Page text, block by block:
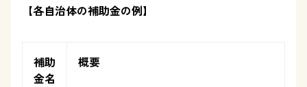
【各自治体の補助金の例】
補助
金名
概要